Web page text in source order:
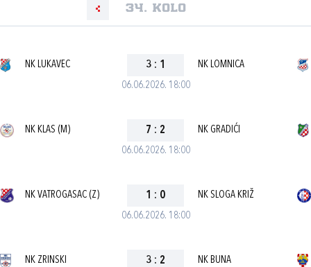
34. kolo
06.06.2026. 18:00
NK LUKAVEC 3 : 1 NK LOMNICA
06.06.2026. 18:00
NK KLAS (M) 7 : 2 NK GRADIĆI
06.06.2026. 18:00
NK VATROGASAC (Z) 1 : 0 NK SLOGA KRIŽ
NK ZRINSKI 3 : 2 NK BUNA